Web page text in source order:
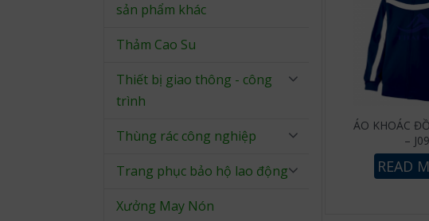
ÁO KHOÁC
– J09
READ
sản phẩm khác
Thảm Cao Su
Thiết bị giao thông - công
trình
Thùng rác công nghiệp
Trang phục bảo hộ lao động
Xưởng May Nón